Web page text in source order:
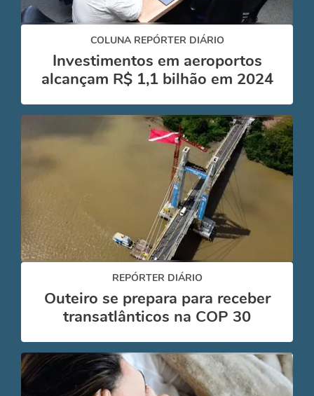
COLUNA REPÓRTER DIÁRIO
Investimentos em aeroportos
alcançam R$ 1,1 bilhão em 2024
REPÓRTER DIÁRIO
Outeiro se prepara para receber
transatlânticos na COP 30